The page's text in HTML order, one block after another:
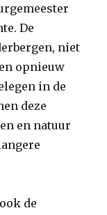
De
niet
opnieuw
in de
deze
en natuur
de